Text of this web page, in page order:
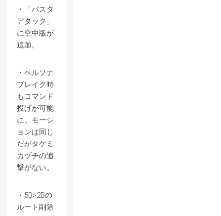
・「バスタ
アタック」
に空中版が
追加。
・ペルソナ
ブレイク時
もコマンド
投げが可能
に。モーシ
ョンは同じ
だがタケミ
カヅチの追
撃がない。
・5B>2Bの
ルート削除